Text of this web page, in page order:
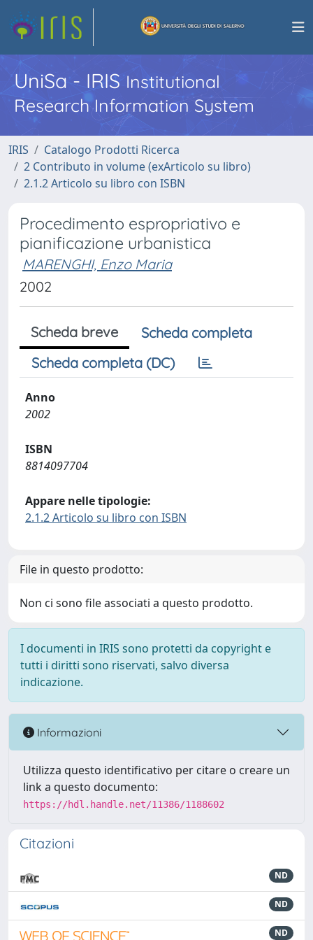
UniSa - IRISInstitutional
Research Information System
IRIS
Catalogo Prodotti Ricerca
2 Contributo in volume (exArticolo su libro)
2.1.2 Articolo su libro con ISBN
Procedimento espropriativo e
pianificazione urbanistica
MARENGHI, Enzo Maria
2002
Scheda breve
Scheda completa
Scheda completa (DC)
Anno
2002
ISBN
8814097704
Appare nelle tipologie:
2.1.2 Articolo su libro con ISBN
File in questo prodotto:
Non ci sono file associati a questo prodotto.
I documenti in IRIS sono protetti da copyright e
tutti i diritti sono riservati, salvo diversa
indicazione.
Informazioni
Utilizza questo identificativo per citare o creare un
link a questo documento:
https://hdl.handle.net/11386/1188602
Citazioni
ND
ND
ND